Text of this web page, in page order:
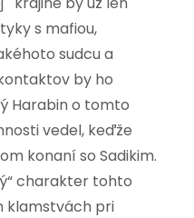
s mafiou,
sudcu a
by ho
Harabin o tomto
vedel, keďže
konaní so Sadikim.
charakter tohto
klamstvách pri